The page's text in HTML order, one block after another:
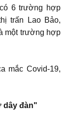
6 trường hợp
trấn Lao Bảo,
một trường hợp
mắc Covid-19,
dây đàn"